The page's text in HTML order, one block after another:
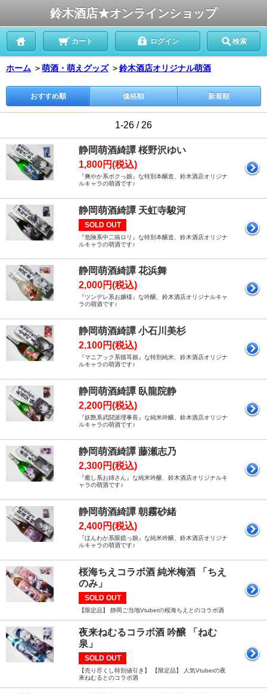
鈴木酒店★オンラインショップ
カート ログイン 検索
ホーム ＞萌酒・萌えグッズ ＞鈴木酒店オリジナル萌酒
おすすめ順 価格順 新着順
1-26 / 26
静岡萌酒綺譚 桜野沢ゆい
1,800円(税込)
『爽やか系ボクっ娘』な特別本醸造、鈴木酒店オリジナ
ルキャラの萌酒です♪
静岡萌酒綺譚 天虹寺駿河
SOLD OUT
『危険系中二病ロリ』な特別本醸造、鈴木酒店オリジナ
ルキャラの萌酒です♪
静岡萌酒綺譚 花浜舞
2,000円(税込)
『ツンデレ系お嬢様』な吟醸、鈴木酒店オリジナルキャ
ラの萌酒です♪
静岡萌酒綺譚 小石川美杉
2,100円(税込)
『マニアック系猫耳娘』な特別純米、鈴木酒店オリジナ
ルキャラの萌酒です♪
静岡萌酒綺譚 臥龍院静
2,200円(税込)
『妖艶系武闘派理事長』な純米吟醸、鈴木酒店オリジナ
ルキャラの萌酒です♪
静岡萌酒綺譚 藤瀬志乃
2,300円(税込)
『癒し系お姉さん』な純米吟醸、鈴木酒店オリジナルキ
ャラの萌酒です♪
静岡萌酒綺譚 朝霧砂緒
2,400円(税込)
『ほんわか系眼鏡っ娘』な純米吟醸、鈴木酒店オリジナ
ルキャラの萌酒です♪
桜海ちえコラボ酒 純米梅酒 「ちえ
のみ」
SOLD OUT
【限定品】 静岡ご当地Vtuberの桜海ちえとのコラボ酒
夜来ねむるコラボ酒 吟醸 「ねむ
泉」
SOLD OUT
【売り尽くし特別値引き】 【限定品】 人気Vtuberの夜
来ねむるとのコラボ酒